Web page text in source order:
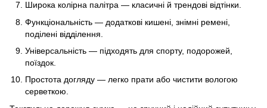
Широка колірна палітра — класичні й трендові відтінки.
Функціональність — додаткові кишені, знімні ремені,
поділені відділення.
Універсальність — підходять для спорту, подорожей,
поїздок.
Простота догляду — легко прати або чистити вологою
серветкою.